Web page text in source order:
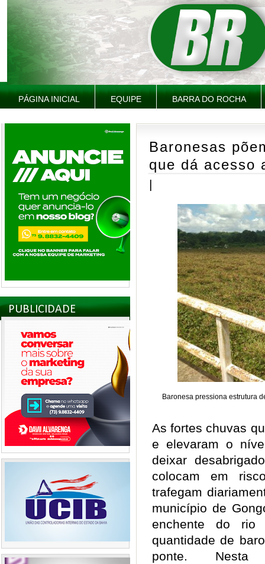
PÁGINA INICIAL EQUIPE BARRA DO ROCHA
PUBLICIDADE
Baronesas
que dá acesso
|
Baronesa pressiona estrutura
As fortes chuvas
e elevaram o
deixar
colocam em
trafegam
município de
enchente do
quantidade de
ponte.